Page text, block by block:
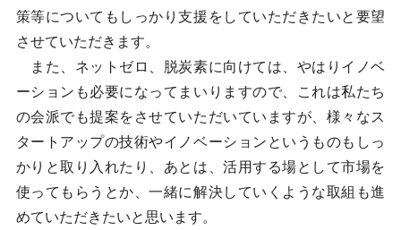
策等についてもしっかり支援をしていただきたいと要望
させていただきます。
また、ネットゼロ、脱炭素に向けては、やはりイノベ
ーションも必要になってまいりますので、これは私たち
の会派でも提案をさせていただいていますが、様々なス
タートアップの技術やイノベーションというものもしっ
かりと取り入れたり、あとは、活用する場として市場を
使ってもらうとか、一緒に解決していくような取組も進
めていただきたいと思います。